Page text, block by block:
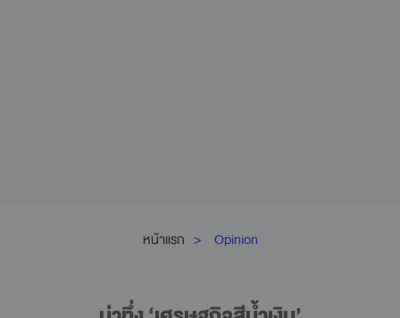
หน้าแรก Opinion